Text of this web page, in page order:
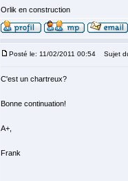
Orlik en construction
Posté le: 11/02/2011 00:54 Sujet
C'est un chartreux?
Bonne continuation!
A+,
Frank